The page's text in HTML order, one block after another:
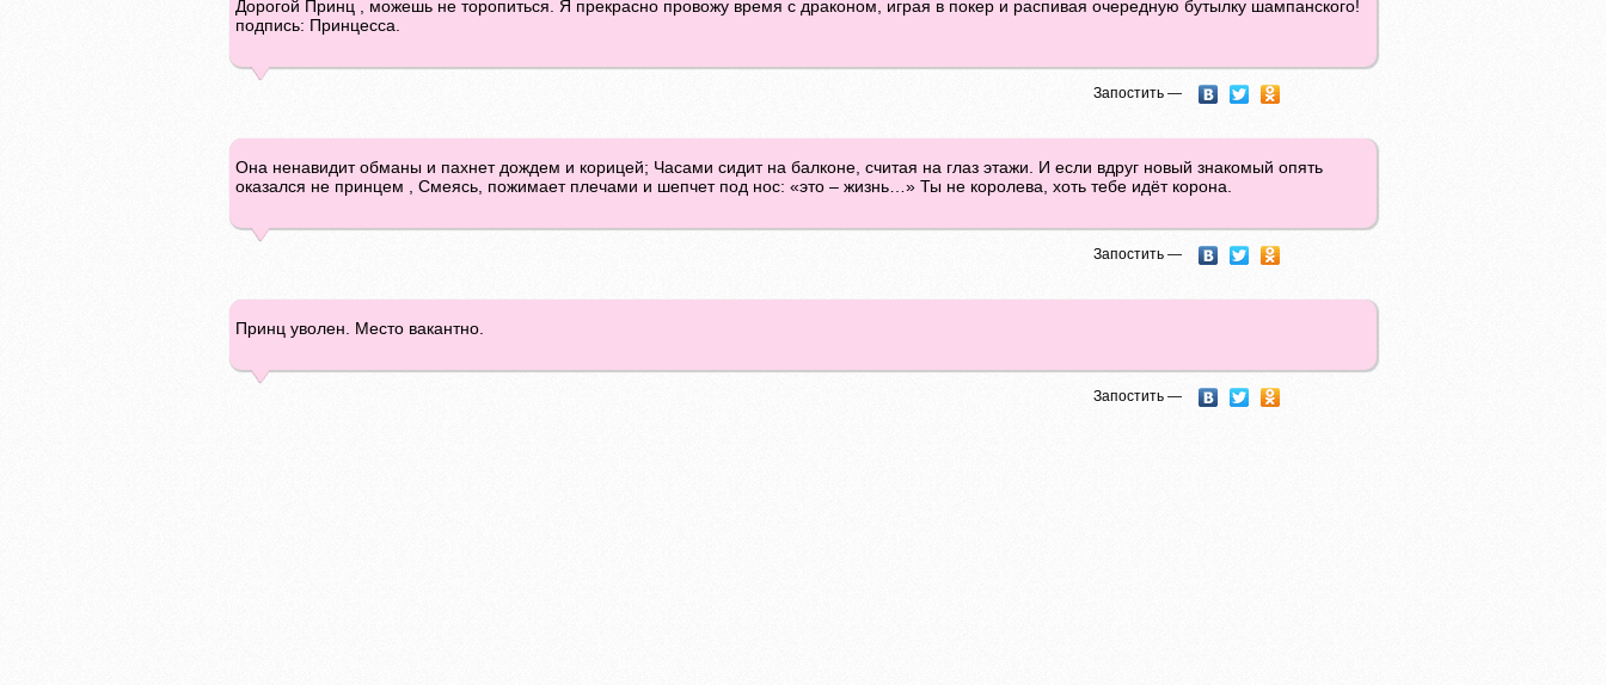
Дорогой Принц , можешь не торопиться. Я прекрасно провожу время с драконом, играя в покер и распивая очередную бутылку шампанского!
подпись: Принцесса.
Запостить —
Она ненавидит обманы и пахнет дождем и корицей; Часами сидит на балконе, считая на глаз этажи. И если вдруг новый знакомый опять
оказался не принцем , Смеясь, пожимает плечами и шепчет под нос: «это – жизнь…» Ты не королева, хоть тебе идёт корона.
Запостить —
Принц уволен. Место вакантно.
Запостить —